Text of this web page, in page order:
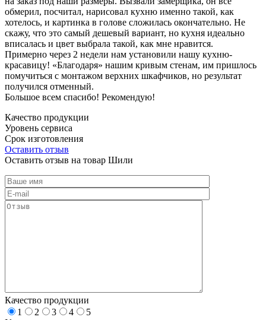
обмерил, посчитал, нарисовал кухню именно такой, как
хотелось, и картинка в голове сложилась окончательно. Не
скажу, что это самый дешевый вариант, но кухня идеально
вписалась и цвет выбрала такой, как мне нравится.
Примерно через 2 недели нам установили нашу кухню-
красавицу! «Благодаря» нашим кривым стенам, им пришлось
помучиться с монтажом верхних шкафчиков, но результат
получился отменный.
Большое всем спасибо! Рекомендую!
Качество продукции
Уровень сервиса
Срок изготовления
Оставить отзыв
Оставить отзыв на товар Шили
Качество продукции
1
2 3 4
5